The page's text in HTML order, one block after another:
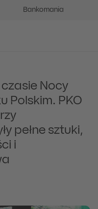
Bankomania
Nocy
Polskim. PKO
pełne sztuki,
i